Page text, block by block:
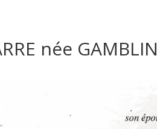
née GAMBLIN